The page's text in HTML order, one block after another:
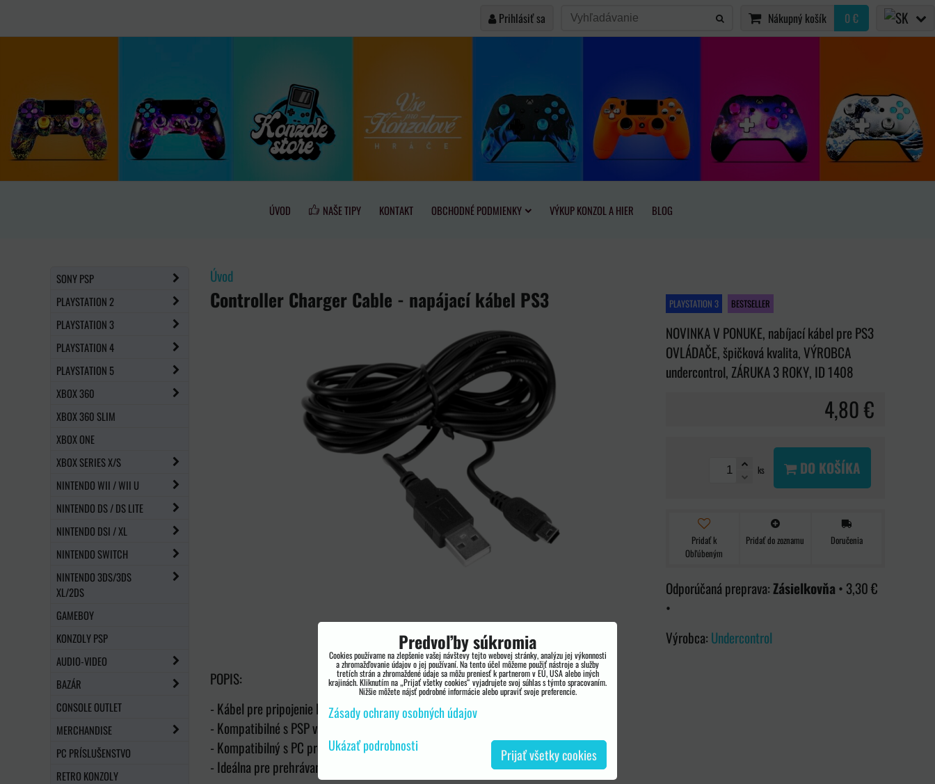
Prihlásiť sa Nákupný košík 0 €
ÚVOD NAŠE TIPY KONTAKT OBCHODNÉ PODMIENKY VÝKUP KONZOL A HIER BLOG
Úvod
Controller Charger Cable - napájací kábel PS3 PLAYSTATION 3 BESTSELLER
NOVINKA V PONUKE, nabíjací kábel pre PS3
OVLÁDAČE, špičková kvalita, VÝROBCA
undercontrol, ZÁRUKA 3 ROKY, ID 1408
4,80 €
ks DO KOŠÍKA
Pridať k
Obľúbeným
Pridať do zoznamu Doručenia
Zásielkovňa• 3,30 €
•
Výrobca: Undercontrol
POPIS:
- Kábel pre pripojenie PS3 bezdrôtového ovládača cez USB porty do PS3, alebo PC
- Kompatibilné s PSP vám umožní pripojiť svoje PSP k PS3
- Kompatibilný s PC pre prenos dát medzi PS3 / PSP a PC
- Ideálna pre prehrávanie a nabíjanie súčasne. Extra dlhý kábel: 3 metre.
SONY PSP
PLAYSTATION 2
PLAYSTATION 3
PLAYSTATION 4
PLAYSTATION 5
XBOX 360
XBOX 360 SLIM
XBOX ONE
XBOX SERIES X/S
NINTENDO WII / WII U
NINTENDO DS / DS LITE
NINTENDO DSI / XL
NINTENDO SWITCH
NINTENDO 3DS/3DS
XL/2DS
GAMEBOY
KONZOLY PSP
AUDIO-VIDEO
BAZÁR
CONSOLE OUTLET
MERCHANDISE
PC PRÍSLUŠENSTVO
RETRO KONZOLY
Predvoľby súkromia
Cookies používame na zlepšenie vašej návštevy tejto webovej stránky, analýzu jej výkonnosti
a zhromažďovanie údajov o jej používaní. Na tento účel môžeme použiť nástroje a služby
tretích strán a zhromaždené údaje sa môžu preniesť k partnerom v EÚ, USA alebo iných
krajinách. Kliknutím na „Prijať všetky cookies“ vyjadrujete svoj súhlas s týmto spracovaním.
Nižšie môžete nájsť podrobné informácie alebo upraviť svoje preferencie.
Zásady ochrany osobných údajov
Ukázať podrobnosti
Prijať všetky cookies